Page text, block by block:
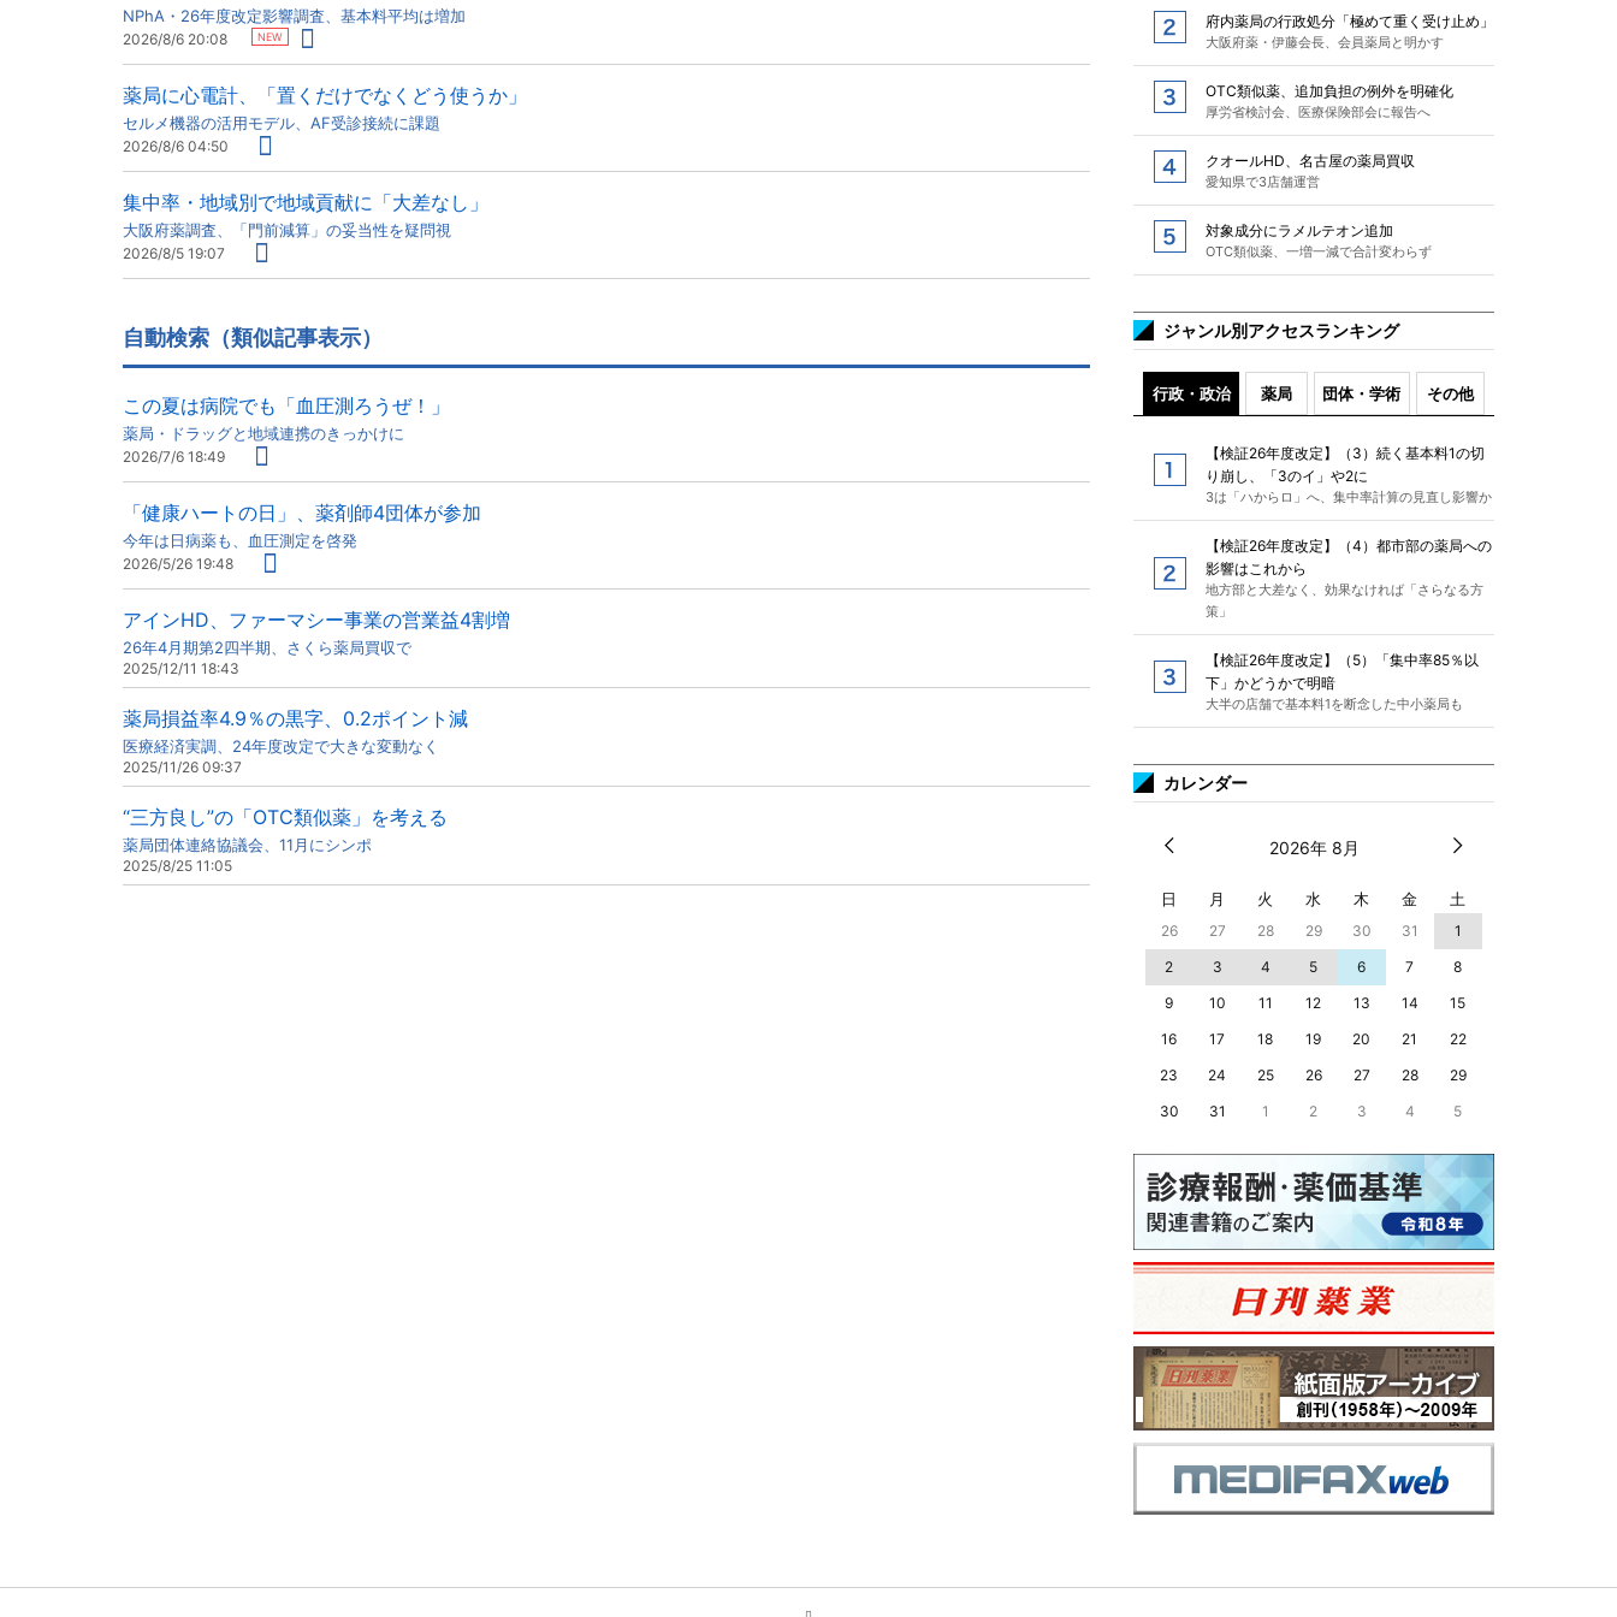
NPhA・26年度改定影響調査、基本料平均は増加
2026/8/6 20:08 NEW
薬局に心電計、「置くだけでなくどう使うか」
セルメ機器の活用モデル、AF受診接続に課題
2026/8/6 04:50
集中率・地域別で地域貢献に「大差なし」
大阪府薬調査、「門前減算」の妥当性を疑問視
2026/8/5 19:07
自動検索（類似記事表示）
この夏は病院でも「血圧測ろうぜ！」
薬局・ドラッグと地域連携のきっかけに
2026/7/6 18:49
「健康ハートの日」、薬剤師4団体が参加
今年は日病薬も、血圧測定を啓発
2026/5/26 19:48
アインHD、ファーマシー事業の営業益4割増
26年4月期第2四半期、さくら薬局買収で
2025/12/11 18:43
薬局損益率4.9％の黒字、0.2ポイント減
医療経済実調、24年度改定で大きな変動なく
2025/11/26 09:37
“三方良し”の「OTC類似薬」を考える
薬局団体連絡協議会、11月にシンポ
2025/8/25 11:05
府内薬局の行政処分「極めて重く受け止め」
大阪府薬・伊藤会長、会員薬局と明かす
OTC類似薬、追加負担の例外を明確化
厚労省検討会、医療保険部会に報告へ
クオールHD、名古屋の薬局買収
愛知県で3店舗運営
対象成分にラメルテオン追加
OTC類似薬、一増一減で合計変わらず
ジャンル別アクセスランキング
行政・政治 薬局 団体・学術 その他
【検証26年度改定】（3）続く基本料1の切
り崩し、「3のイ」や2に
3は「ハからロ」へ、集中率計算の見直し影響か
【検証26年度改定】（4）都市部の薬局への
影響はこれから
地方部と大差なく、効果なければ「さらなる方
策」
【検証26年度改定】（5）「集中率85％以
下」かどうかで明暗
大半の店舗で基本料1を断念した中小薬局も
カレンダー
2026年 8月
日 月 火 水 木 金 土
26 27 28 29 30 31
1
2
3 4 5 6 7
8
9
10 11 12 13 14
15
16
17 18 19 20 21
22
23
24 25 26 27 28
29
30
31 1 2 3 4 5